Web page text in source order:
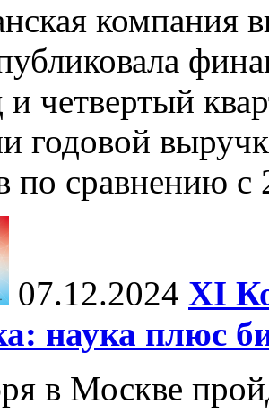
компания
и четвертый
годовой
по сравнению с
07.12.2024 ХI
наука плюс
в Москве